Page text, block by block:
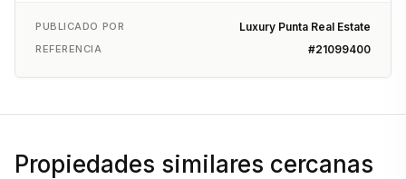
PUBLICADO POR Luxury Punta Real Estate
REFERENCIA #21099400
Propiedades similares cercanas